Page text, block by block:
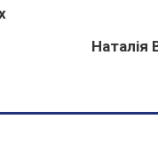
Наталія